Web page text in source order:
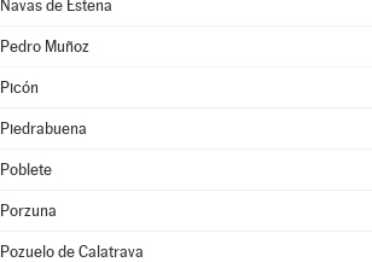
Navas de Estena
Pedro Muñoz
Picón
Piedrabuena
Poblete
Porzuna
Pozuelo de Calatrava